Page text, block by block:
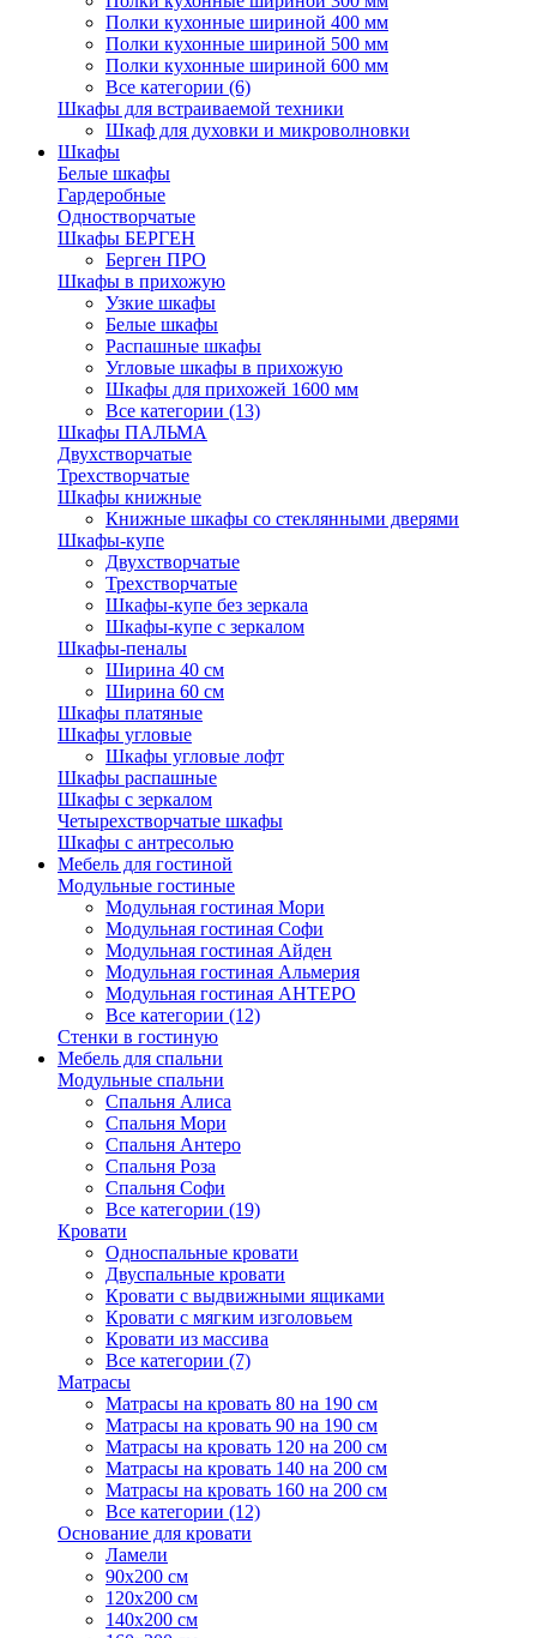
Полки кухонные шириной 400 мм
Полки кухонные шириной 500 мм
Полки кухонные шириной 600 мм
Все категории (6)
Шкафы для встраиваемой техники
Шкаф для духовки и микроволновки
Шкафы
Белые шкафы
Гардеробные
Одностворчатые
Шкафы БЕРГЕН
Берген ПРО
Шкафы в прихожую
Узкие шкафы
Белые шкафы
Распашные шкафы
Угловые шкафы в прихожую
Шкафы для прихожей 1600 мм
Все категории (13)
Шкафы ПАЛЬМА
Двухстворчатые
Трехстворчатые
Шкафы книжные
Книжные шкафы со стеклянными дверями
Шкафы-купе
Двухстворчатые
Трехстворчатые
Шкафы-купе без зеркала
Шкафы-купе с зеркалом
Шкафы-пеналы
Ширина 40 см
Ширина 60 см
Шкафы платяные
Шкафы угловые
Шкафы угловые лофт
Шкафы распашные
Шкафы с зеркалом
Четырехстворчатые шкафы
Шкафы с антресолью
Мебель для гостиной
Модульные гостиные
Модульная гостиная Мори
Модульная гостиная Софи
Модульная гостиная Айден
Модульная гостиная Альмерия
Модульная гостиная АНТЕРО
Все категории (12)
Стенки в гостиную
Мебель для спальни
Модульные спальни
Спальня Алиса
Спальня Мори
Спальня Антеро
Спальня Роза
Спальня Софи
Все категории (19)
Кровати
Односпальные кровати
Двуспальные кровати
Кровати с выдвижными ящиками
Кровати с мягким изголовьем
Кровати из массива
Все категории (7)
Матрасы
Матрасы на кровать 80 на 190 см
Матрасы на кровать 90 на 190 см
Матрасы на кровать 120 на 200 см
Матрасы на кровать 140 на 200 см
Матрасы на кровать 160 на 200 см
Все категории (12)
Основание для кровати
Ламели
90х200 см
120х200 см
140х200 см